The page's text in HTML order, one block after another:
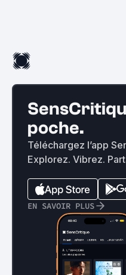
poche.
Téléchargez l’app
Explorez. Vibrez.
EN SAVOIR PLUS